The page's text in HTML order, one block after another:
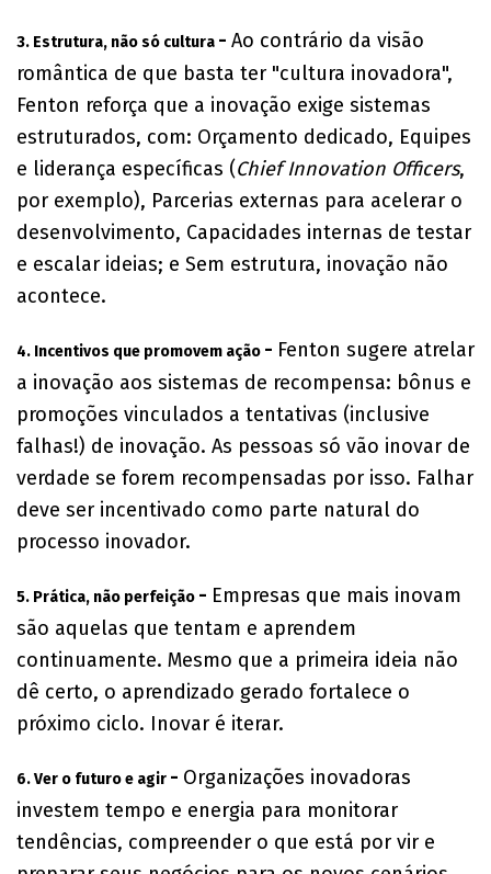
3. Estrutura, não só cultura - Ao contrário da visão
romântica de que basta ter "cultura inovadora",
Fenton reforça que a inovação exige sistemas
estruturados, com: Orçamento dedicado, Equipes
e liderança específicas (Chief Innovation Officers,
por exemplo), Parcerias externas para acelerar o
desenvolvimento, Capacidades internas de testar
e escalar ideias; e Sem estrutura, inovação não
acontece.
4. Incentivos que promovem ação - Fenton sugere atrelar
a inovação aos sistemas de recompensa: bônus e
promoções vinculados a tentativas (inclusive
falhas!) de inovação. As pessoas só vão inovar de
verdade se forem recompensadas por isso. Falhar
deve ser incentivado como parte natural do
processo inovador.
5. Prática, não perfeição - Empresas que mais inovam
são aquelas que tentam e aprendem
continuamente. Mesmo que a primeira ideia não
dê certo, o aprendizado gerado fortalece o
próximo ciclo. Inovar é iterar.
6. Ver o futuro e agir - Organizações inovadoras
investem tempo e energia para monitorar
tendências, compreender o que está por vir e